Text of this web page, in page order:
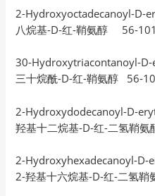
2-Hydroxyoctadecanoyl-D-
八烷基-D-红-鞘氨醇 56-
30-Hydroxytriacontanoyl-
三十烷酰-D-红-鞘氨醇 56-
2-Hydroxydodecanoyl-D-
羟基十二烷基-D-红-二氢
2-Hydroxyhexadecanoyl-
2-羟基十六烷基-D-红-二氢